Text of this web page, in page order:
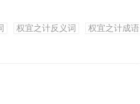
宜、计无复之、计穷力竭、计之
来的暴雨，他们只能用塑料布作为
权宜之计反义词
权宜之计成语